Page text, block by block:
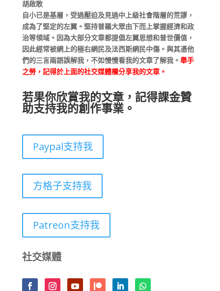
胡啟敢
自小已是基層，受過壓迫及見過中上級社會階層的荒謬，
成為了堅定的左翼。堅持普羅大眾由下而上掌握經濟和政
治等領域。因為大部分文章都提倡左翼思想和普世價值，
因此經常被網上的極右網民及法西斯網民中傷。與其憑他
們的三言兩語誤解我，不如慢慢看我的文章了解我。 舉手
之勞，記得於上面的社交媒體欄分享我的文章。
若果你欣賞我的文章，記得課金贊
助支持我的創作事業。
Paypal支持我
方格子支持我
Patreon支持我
社交媒體